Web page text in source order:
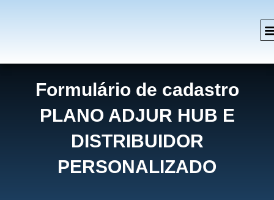
Formulário de cadastro
PLANO ADJUR HUB E
DISTRIBUIDOR
PERSONALIZADO